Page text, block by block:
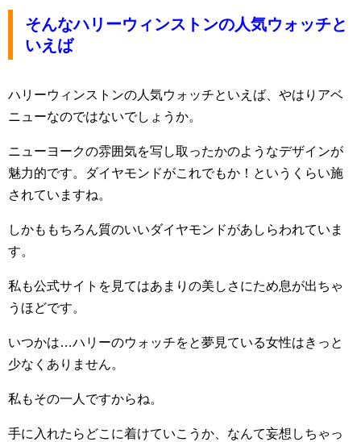
そんなハリーウィンストンの人気ウォッチと
いえば
ハリーウィンストンの人気ウォッチといえば、やはりアベ
ニューなのではないでしょうか。
ニューヨークの雰囲気を写し取ったかのようなデザインが
魅力的です。ダイヤモンドがこれでもか！というくらい施
されていますね。
しかももちろん質のいいダイヤモンドがあしらわれていま
す。
私も公式サイトを見てはあまりの美しさにため息が出ちゃ
うほどです。
いつかは…ハリーのウォッチをと夢見ている女性はきっと
少なくありません。
私もその一人ですからね。
手に入れたらどこに着けていこうか、なんて妄想しちゃっ